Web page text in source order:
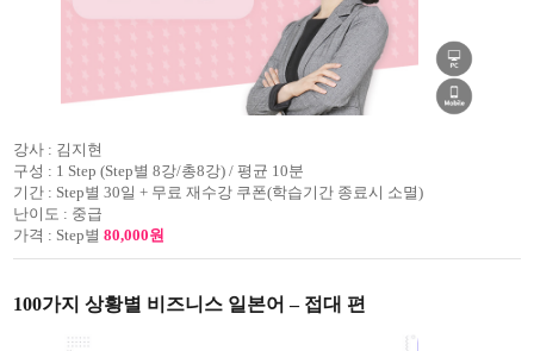
강사 : 김지현
구성 : 1 Step (Step별 8강/총8강) / 평균 10분
기간 : Step별 30일 + 무료 재수강 쿠폰(학습기간 종료시 소멸)
난이도 : 중급
가격 : Step별 80,000원
100가지 상황별 비즈니스 일본어 – 접대 편